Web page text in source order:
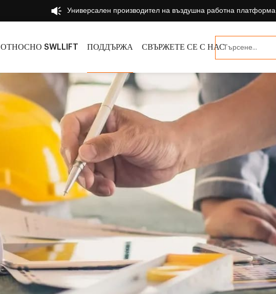
Универсален производител на въздушна работна платформа
ОТНОСНО SWLLIFT ПОДДЪРЖА СВЪРЖЕТЕ СЕ С НАС